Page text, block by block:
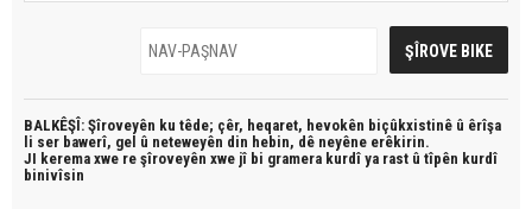
BALKÊŞÎ: Şîroveyên ku têde; çêr, heqaret, hevokên biçûkxistinê û êrîşa
li ser bawerî, gel û neteweyên din hebin, dê neyêne erêkirin.
JI kerema xwe re şîroveyên xwe jî bi gramera kurdî ya rast û tîpên kurdî
binivîsin